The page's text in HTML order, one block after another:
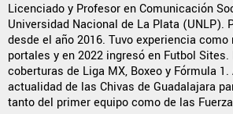
QUIENES SOMOS STAFF | CONTACTO |
ESCRIBE EN ÁGUILAS MONUMENTAL
América Monumental es una sección
Bolavip.com con información destinada
Licenciado y Profesor en Comunicación
Universidad Nacional de La Plata (UNLP).
desde el año 2016. Tuvo experiencia
portales y en 2022 ingresó en Futbol Sites.
coberturas de Liga MX, Boxeo y Fórmula
actualidad de las Chivas de Guadalajara
tanto del primer equipo como de las